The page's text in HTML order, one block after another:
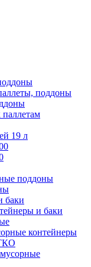
поддоны
19 л
поддоны
баки
и баки
контейнеры